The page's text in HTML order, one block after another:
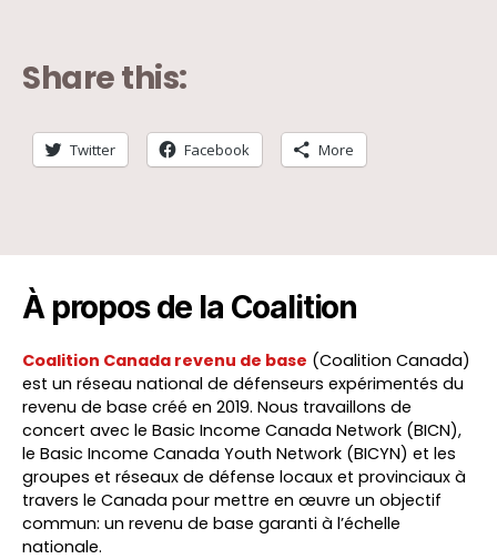
Share this:
Twitter Facebook More
À propos de la Coalition
Coalition Canada revenu de base (Coalition Canada)
est un réseau national de défenseurs expérimentés du
revenu de base créé en 2019. Nous travaillons de
concert avec le Basic Income Canada Network (BICN),
le Basic Income Canada Youth Network (BICYN) et les
groupes et réseaux de défense locaux et provinciaux à
travers le Canada pour mettre en œuvre un objectif
commun: un revenu de base garanti à l’échelle
nationale.